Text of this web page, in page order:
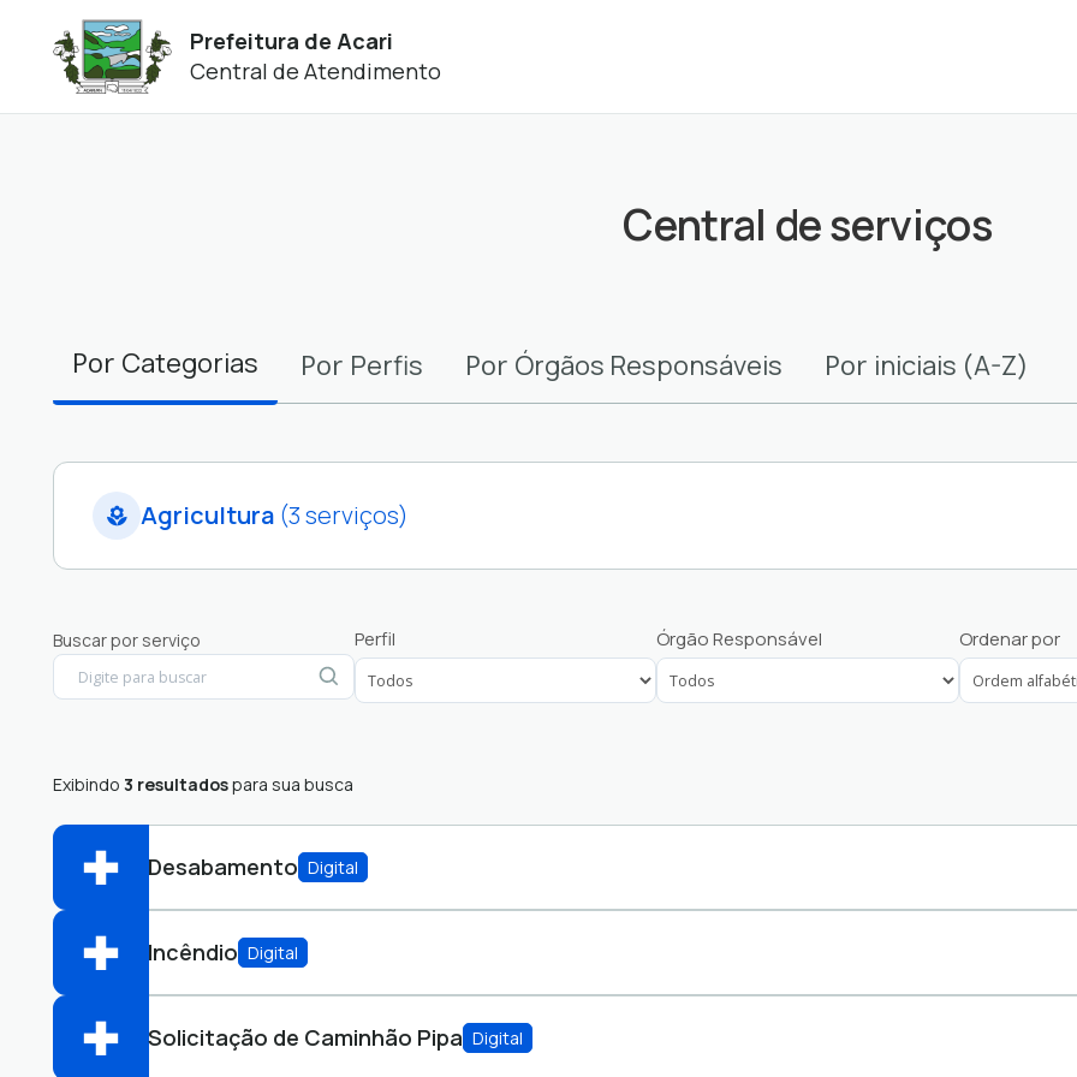
Prefeitura de Acari
Central de Atendimento
Central de serviços
Por Categorias Por Perfis Por Órgãos Responsáveis Por iniciais (A-Z)
Agricultura (3 serviços)
Auxilio
Certidão
Licitação
Ouvidoria Saúde
Pagamento
Buscar por serviço Perfil Órgão Responsável Ordenar por
Exibindo 3 resultadospara sua busca
Desabamento Digital
SEAMA Secretaria Municipal de Agricultura, Meio Ambiente e Abastecimento
Abrir online > Via protocolo 1Doc
Perfis:
Incêndio Digital
SEAMA Secretaria Municipal de Agricultura, Meio Ambiente e Abastecimento
Solicitação de Caminhão Pipa Digital